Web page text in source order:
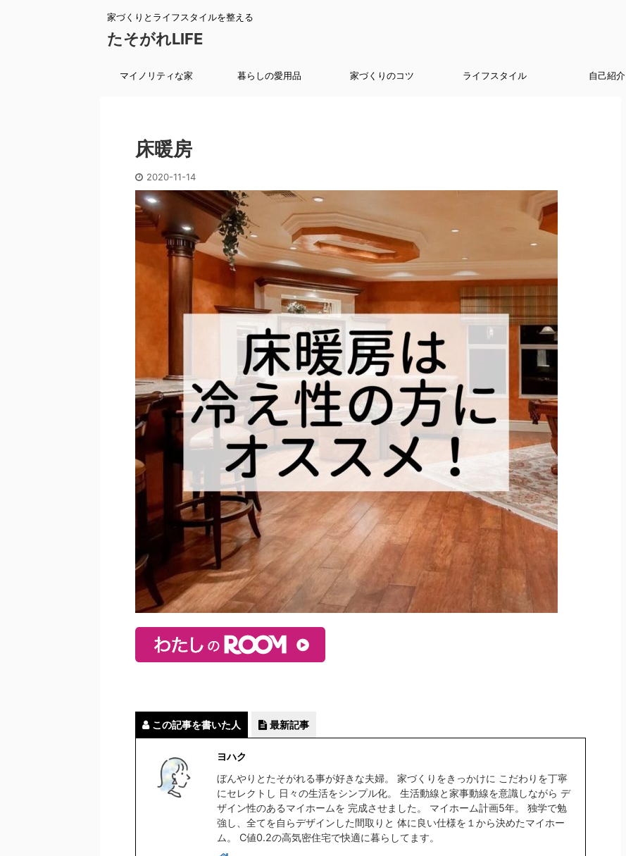
家づくりとライフスタイルを整える
たそがれLIFE
マイノリティな家 暮らしの愛用品 家づくりのコツ ライフスタイル 自己紹介
床暖房
2020-11-14
この記事を書いた人 最新記事
ヨハク
ぼんやりとたそがれる事が好きな夫婦。 家づくりをきっかけに こだわりを丁寧
にセレクトし 日々の生活をシンプル化。 生活動線と家事動線を意識しながら デ
ザイン性のあるマイホームを 完成させました。 マイホーム計画5年。 独学で勉
強し、全てを自らデザインした間取りと 体に良い仕様を１から決めたマイホー
ム。 C値0.2の高気密住宅で快適に暮らしてます。